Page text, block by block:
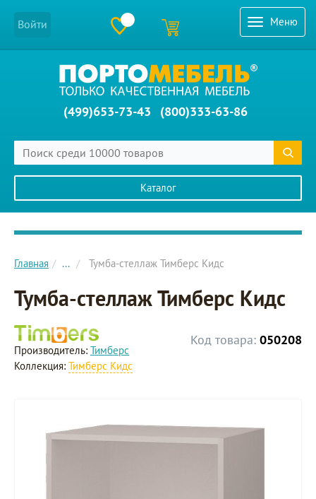
Меню
Войти
(499)653-73-43 (800)333-63-86
Каталог
Главное меню сайта
Главная ... Тумба-стеллаж Тимберс Кидс
Тумба-стеллаж Тимберс Кидс
Код товара: 050208
Производитель: Тимберс
Коллекция: Тимберс Кидс